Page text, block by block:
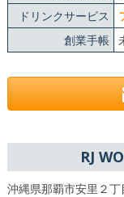
ドリンクサービス
創業手帳
RJ
沖縄県那覇市安里２